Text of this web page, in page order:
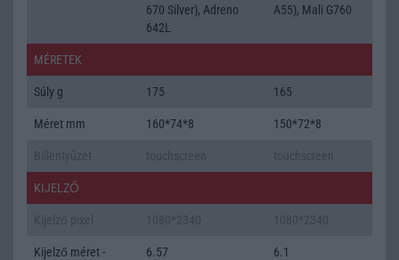
670 Silver), Adreno
642L
A55), Mali G760
MÉRETEK
Súly g 175 165
Méret mm 160*74*8 150*72*8
KIJELZŐ
Kijelző méret -
6.57 6.1